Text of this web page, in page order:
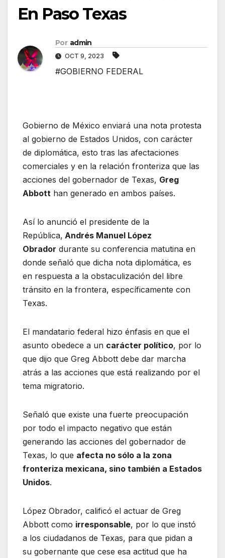
En Paso Texas
Por admin
OCT 9, 2023
#GOBIERNO FEDERAL
Gobierno de México enviará una nota protesta
al gobierno de Estados Unidos, con carácter
de diplomática, esto tras las afectaciones
comerciales y en la relación fronteriza que las
acciones del gobernador de Texas, Greg
Abbott han generado en ambos países.
Así lo anunció el presidente de la
República, Andrés Manuel López
Obrador durante su conferencia matutina en
donde señaló que dicha nota diplomática, es
en respuesta a la obstaculización del libre
tránsito en la frontera, específicamente con
Texas.
El mandatario federal hizo énfasis en que el
asunto obedece a un carácter político, por lo
que dijo que Greg Abbott debe dar marcha
atrás a las acciones que está realizando por el
tema migratorio.
Señaló que existe una fuerte preocupación
por todo el impacto negativo que están
generando las acciones del gobernador de
Texas, lo que afecta no sólo a la zona
fronteriza mexicana, sino también a Estados
Unidos.
López Obrador, calificó el actuar de Greg
Abbott como irresponsable, por lo que instó
a los ciudadanos de Texas, para que pidan a
su gobernante que cese esa actitud que ha